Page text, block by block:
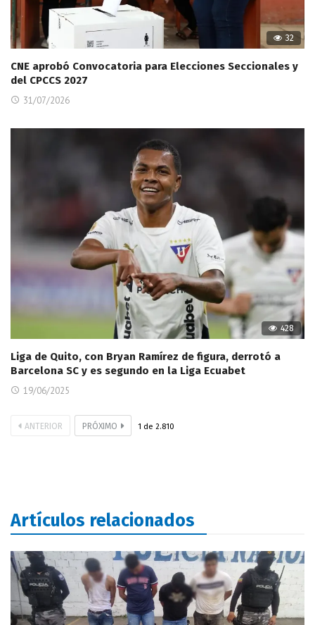
32
CNE aprobó Convocatoria para Elecciones Seccionales y
del CPCCS 2027
31/07/2026
428
Liga de Quito, con Bryan Ramírez de figura, derrotó a
Barcelona SC y es segundo en la Liga Ecuabet
19/06/2025
ANTERIOR PRÓXIMO 1 de 2.810
Artículos relacionados